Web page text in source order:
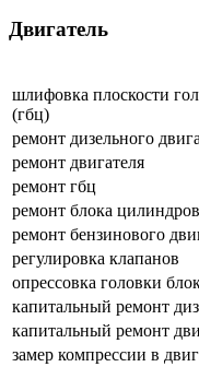
Двигатель
шлифовка плоскости
(гбц)
ремонт дизельного
ремонт двигателя
ремонт гбц
ремонт блока цилиндров
ремонт бензинового
регулировка клапанов
опрессовка головки
капитальный ремонт
капитальный ремонт
замер компрессии в